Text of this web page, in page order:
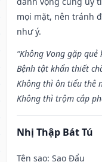
mọi mặt, nên tránh
như ý.
“Không Vong gặp quẻ
Bệnh tật khẩn thiết
Không thì ôn tiểu thê
Không thì trộm cắp
Nhị Thập Bát Tú
Tên sao: Sao Đẩu